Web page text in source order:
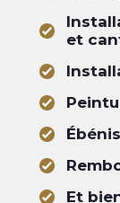
et
Et